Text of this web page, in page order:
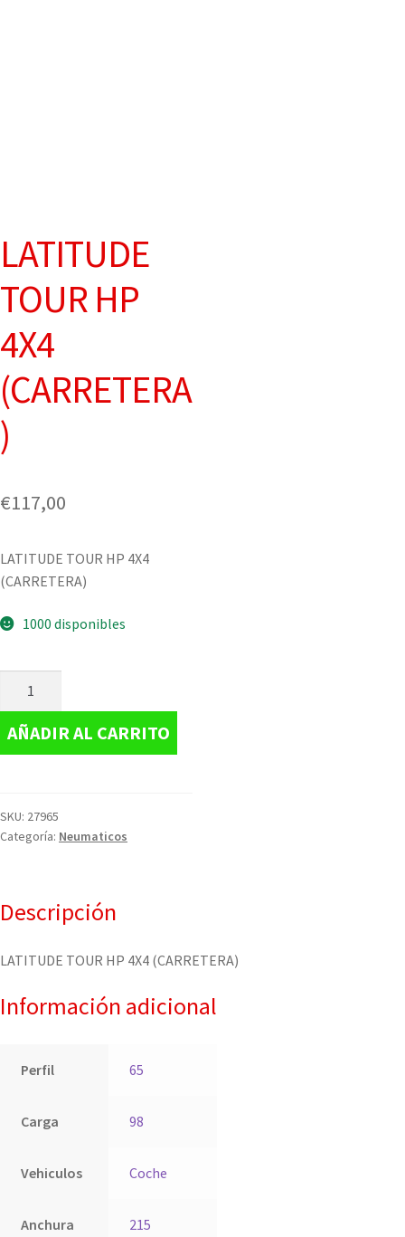
LATITUDE
TOUR HP
4X4
(CARRETERA
)
€117,00
LATITUDE TOUR HP 4X4
(CARRETERA)
1000 disponibles
AÑADIR AL CARRITO
SKU: 27965
Categoría: Neumaticos
Descripción
LATITUDE TOUR HP 4X4 (CARRETERA)
Información adicional
Perfil 65
Carga 98
Vehiculos Coche
Anchura 215